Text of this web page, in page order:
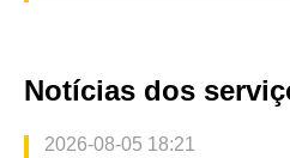
Notícias dos
2026-08-05 18:21